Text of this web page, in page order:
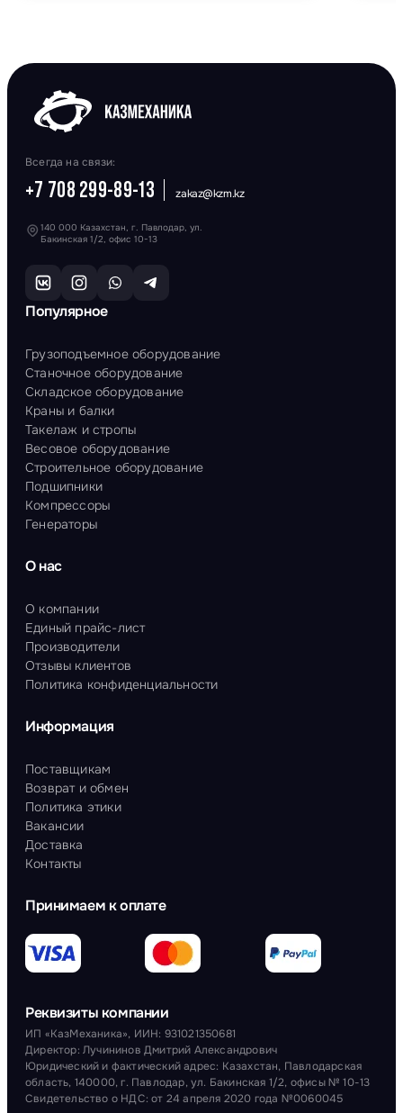
Всегда на связи:
+7 708 299-89-13 zakaz@kzm.kz
140 000 Казахстан, г. Павлодар, ул.
Бакинская 1/2, офис 10-13
Популярное
Грузоподъемное оборудование
Станочное оборудование
Складское оборудование
Краны и балки
Такелаж и стропы
Весовое оборудование
Строительное оборудование
Подшипники
Компрессоры
Генераторы
О нас
О компании
Единый прайс-лист
Производители
Отзывы клиентов
Политика конфиденциальности
Информация
Поставщикам
Возврат и обмен
Политика этики
Вакансии
Доставка
Контакты
Принимаем к оплате
Реквизиты компании
ИП «КазМеханика», ИИН: 931021350681
Директор: Лучининов Дмитрий Александрович
Юридический и фактический адрес: Казахстан, Павлодарская
область, 140000, г. Павлодар, ул. Бакинская 1/2, офисы № 10-13
Свидетельство о НДС: от 24 апреля 2020 года №0060045